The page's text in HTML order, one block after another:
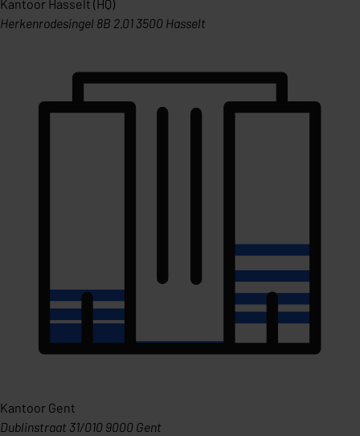
Kantoor Hasselt (HQ)
Herkenrodesingel 8B 2.01 3500 Hasselt
Kantoor Gent
Dublinstraat 31/010 9000 Gent